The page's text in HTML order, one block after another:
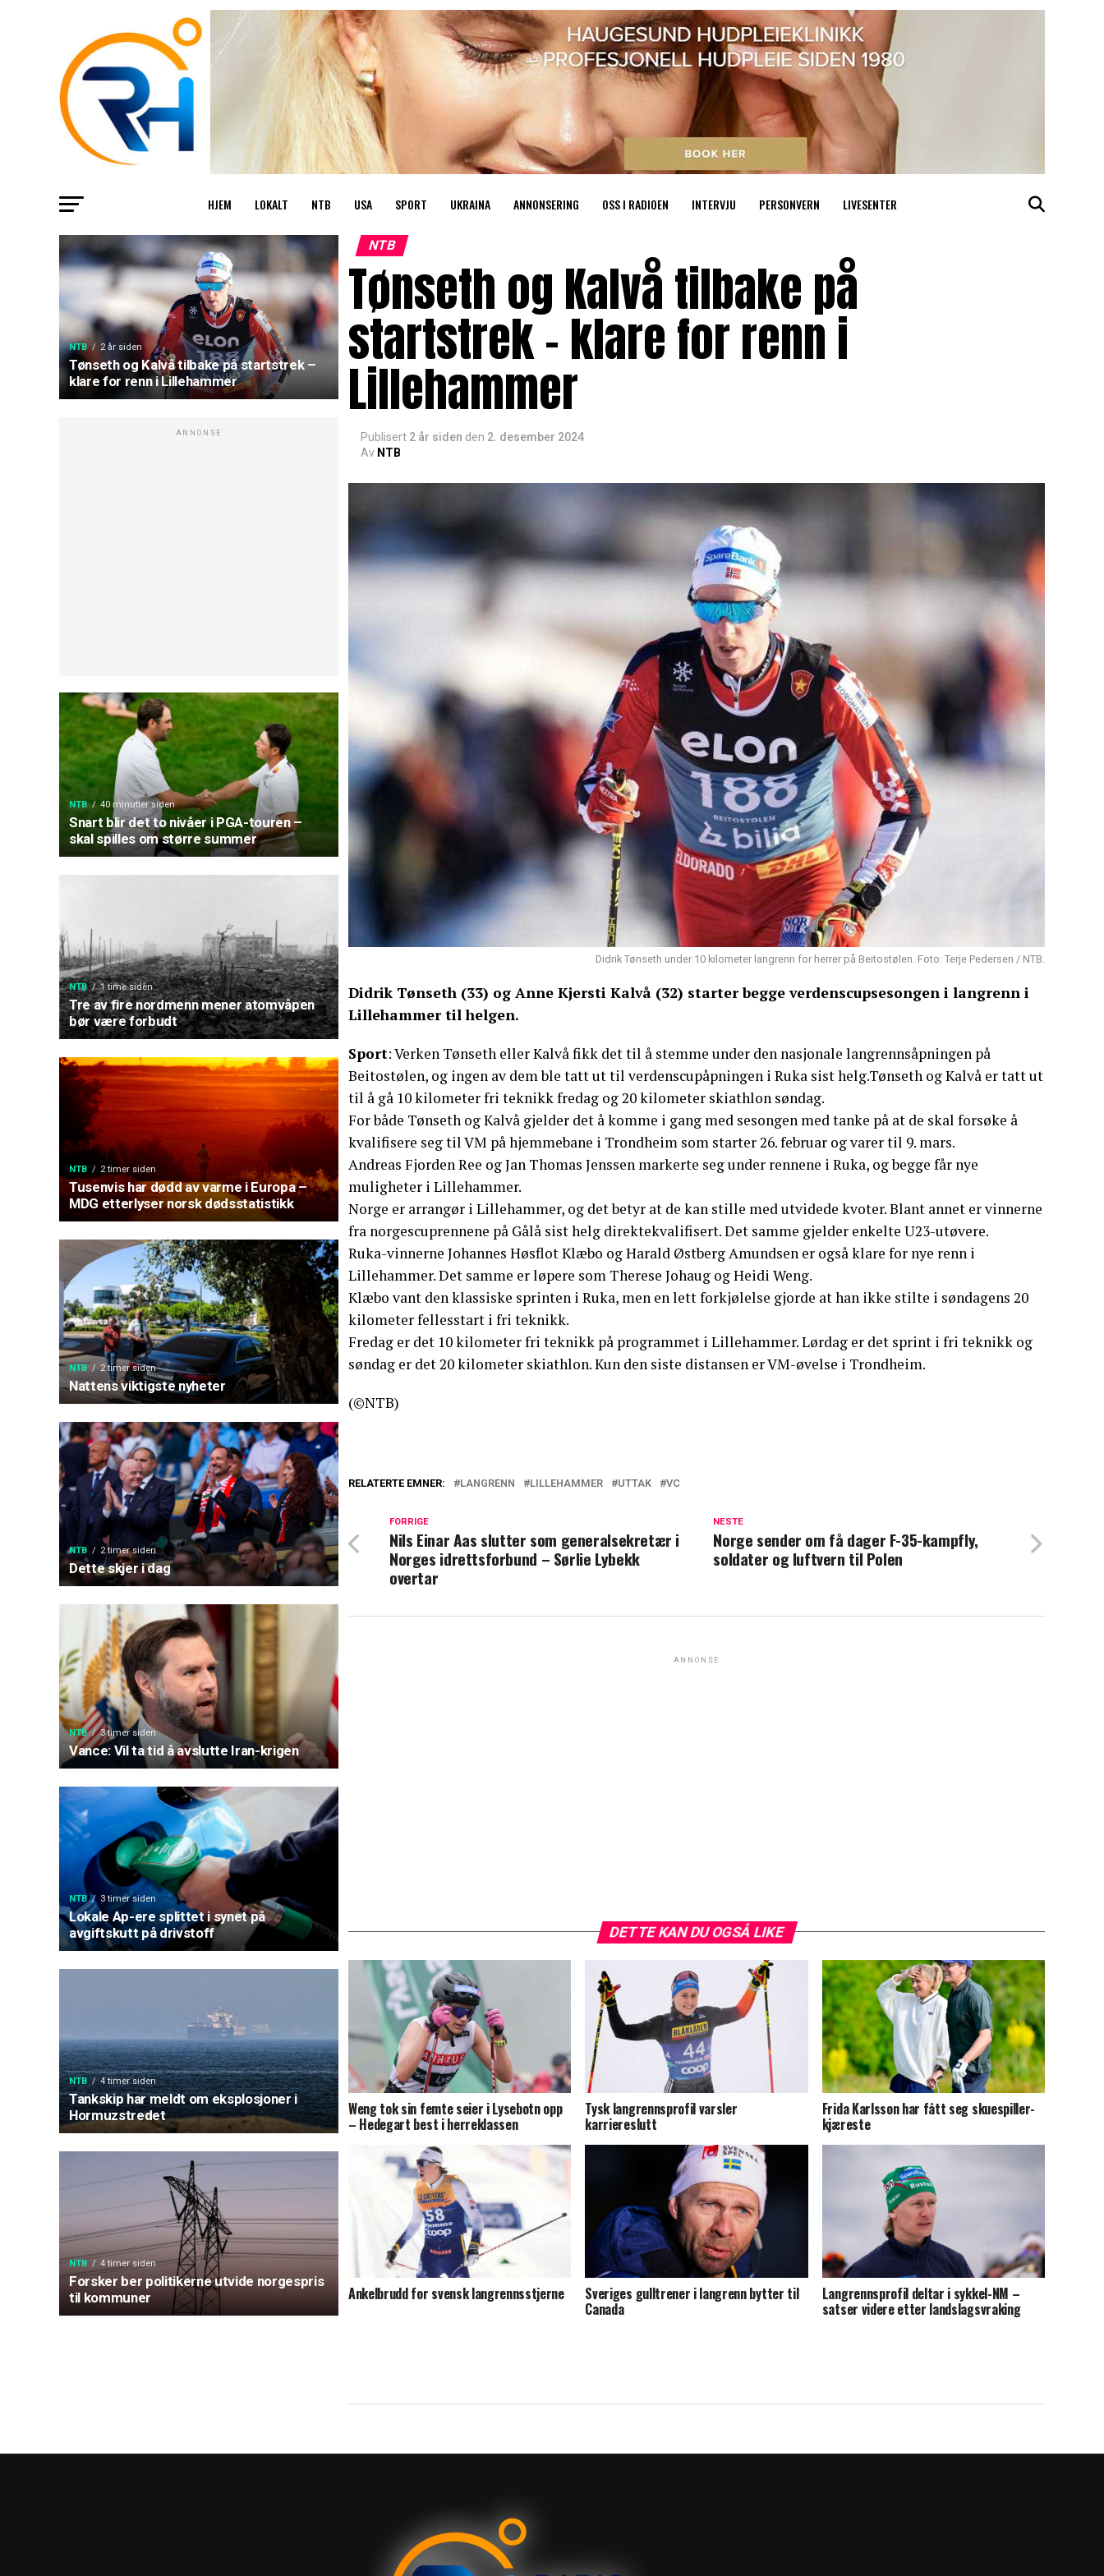
HJEM LOKALT NTB USA SPORT UKRAINA ANNONSERING OSS I RADIOEN INTERVJU PERSONVERN LIVESENTER
NTB 2 år siden
Tønseth og Kalvå tilbake på startstrek –
klare for renn i Lillehammer
ANNONSE
NTB 40 minutter siden
Snart blir det to nivåer i PGA-touren –
skal spilles om større summer
NTB 1 time siden
Tre av fire nordmenn mener atomvåpen
bør være forbudt
NTB 2 timer siden
Tusenvis har dødd av varme i Europa –
MDG etterlyser norsk dødsstatistikk
NTB 2 timer siden
Nattens viktigste nyheter
NTB 2 timer siden
Dette skjer i dag
NTB 3 timer siden
Vance: Vil ta tid å avslutte Iran-krigen
NTB 3 timer siden
Lokale Ap-ere splittet i synet på
avgiftskutt på drivstoff
NTB 4 timer siden
Tankskip har meldt om eksplosjoner i
Hormuzstredet
NTB 4 timer siden
Forsker ber politikerne utvide norgespris
til kommuner
NTB
Tønseth og Kalvå tilbake på
startstrek – klare for renn i
Lillehammer
Publisert 2 år siden den 2. desember 2024
Av NTB
Didrik Tønseth under 10 kilometer langrenn for herrer på Beitostølen. Foto: Terje Pedersen / NTB.
Didrik Tønseth (33) og Anne Kjersti Kalvå (32) starter begge verdenscupsesongen i langrenn i
Lillehammer til helgen.
Sport: Verken Tønseth eller Kalvå fikk det til å stemme under den nasjonale langrennsåpningen på
Beitostølen, og ingen av dem ble tatt ut til verdenscupåpningen i Ruka sist helg.Tønseth og Kalvå er tatt ut
til å gå 10 kilometer fri teknikk fredag og 20 kilometer skiathlon søndag.
For både Tønseth og Kalvå gjelder det å komme i gang med sesongen med tanke på at de skal forsøke å
kvalifisere seg til VM på hjemmebane i Trondheim som starter 26. februar og varer til 9. mars.
Andreas Fjorden Ree og Jan Thomas Jenssen markerte seg under rennene i Ruka, og begge får nye
muligheter i Lillehammer.
Norge er arrangør i Lillehammer, og det betyr at de kan stille med utvidede kvoter. Blant annet er vinnerne
fra norgescuprennene på Gålå sist helg direktekvalifisert. Det samme gjelder enkelte U23-utøvere.
Ruka-vinnerne Johannes Høsflot Klæbo og Harald Østberg Amundsen er også klare for nye renn i
Lillehammer. Det samme er løpere som Therese Johaug og Heidi Weng.
Klæbo vant den klassiske sprinten i Ruka, men en lett forkjølelse gjorde at han ikke stilte i søndagens 20
kilometer fellesstart i fri teknikk.
Fredag er det 10 kilometer fri teknikk på programmet i Lillehammer. Lørdag er det sprint i fri teknikk og
søndag er det 20 kilometer skiathlon. Kun den siste distansen er VM-øvelse i Trondheim.
(©NTB)
RELATERTE EMNER: LANGRENN LILLEHAMMER UTTAK VC
NESTE
Norge sender om få dager F-35-kampfly,
soldater og luftvern til Polen
FORRIGE
Nils Einar Aas slutter som generalsekretær i
Norges idrettsforbund – Sørlie Lybekk
overtar
ANNONSE
DETTE KAN DU OGSÅ LIKE
Weng tok sin femte seier i Lysebotn opp
– Hedegart best i herreklassen
Tysk langrennsprofil varsler
karriereslutt
Frida Karlsson har fått seg skuespiller-
kjæreste
Ankelbrudd for svensk langrennsstjerne Sveriges gulltrener i langrenn bytter til
Canada
Langrennsprofil deltar i sykkel-NM –
satser videre etter landslagsvraking